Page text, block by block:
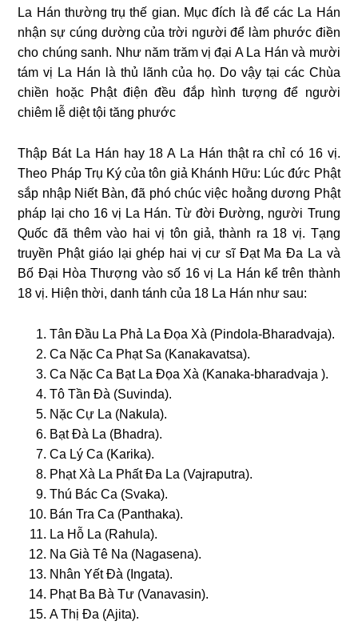
La Hán thường trụ thế gian. Mục đích là để các La Hán
nhận sự cúng dường của trời người để làm phước điền
cho chúng sanh. Như năm trăm vị đại A La Hán và mười
tám vị La Hán là thủ lãnh của họ. Do vậy tại các Chùa
chiền hoặc Phật điện đều đắp hình tượng để người
chiêm lễ diệt tội tăng phước
Thập Bát La Hán hay 18 A La Hán thật ra chỉ có 16 vị.
Theo Pháp Trụ Ký của tôn giả Khánh Hữu: Lúc đức Phật
sắp nhập Niết Bàn, đã phó chúc việc hoằng dương Phật
pháp lại cho 16 vị La Hán. Từ đời Đường, người Trung
Quốc đã thêm vào hai vị tôn giả, thành ra 18 vị. Tạng
truyền Phật giáo lại ghép hai vị cư sĩ Đạt Ma Đa La và
Bố Đại Hòa Thượng vào số 16 vị La Hán kể trên thành
18 vị. Hiện thời, danh tánh của 18 La Hán như sau:
Tân Đầu La Phả La Đọa Xà (Pindola-Bharadvaja).
Ca Nặc Ca Phạt Sa (Kanakavatsa).
Ca Nặc Ca Bạt La Đọa Xà (Kanaka-bharadvaja ).
Tô Tần Đà (Suvinda).
Nặc Cự La (Nakula).
Bạt Đà La (Bhadra).
Ca Lý Ca (Karika).
Phạt Xà La Phất Đa La (Vajraputra).
Thú Bác Ca (Svaka).
Bán Tra Ca (Panthaka).
La Hỗ La (Rahula).
Na Già Tê Na (Nagasena).
Nhân Yết Đà (Ingata).
Phạt Ba Bà Tư (Vanavasin).
A Thị Đa (Ajita).